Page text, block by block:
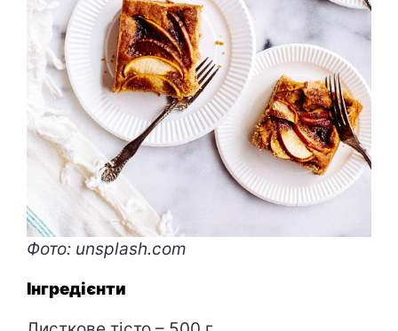
Фото: unsplash.com
Інгредієнти